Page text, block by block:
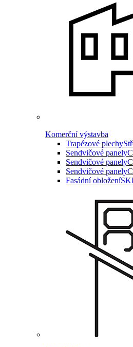
Komerční výstavba
Trapézové plechy
Sendvičové panely
Sendvičové panely
Sendvičové panely
Fasádní obložení